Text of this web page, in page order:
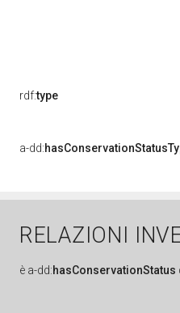
rdf:type
a-dd:
RELAZIONI
è a-dd:hasConservationStatus